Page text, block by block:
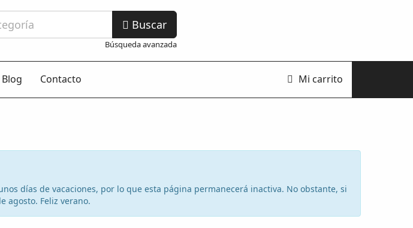
Buscar
Búsqueda avanzada
Blog Contacto Mi carrito
días de vacaciones, por lo que esta página permanecerá inactiva. No obstante, si
agosto. Feliz verano.